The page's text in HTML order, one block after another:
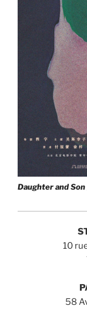
Daughter and Son
10
58